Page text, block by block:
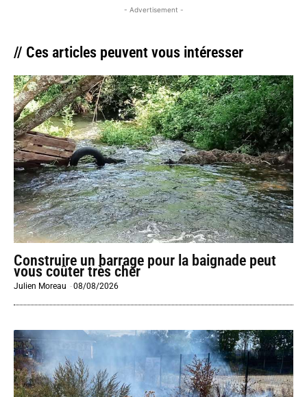
- Advertisement -
// Ces articles peuvent vous intéresser
Construire un barrage pour la baignade peut
vous coûter très cher
Julien Moreau -08/08/2026